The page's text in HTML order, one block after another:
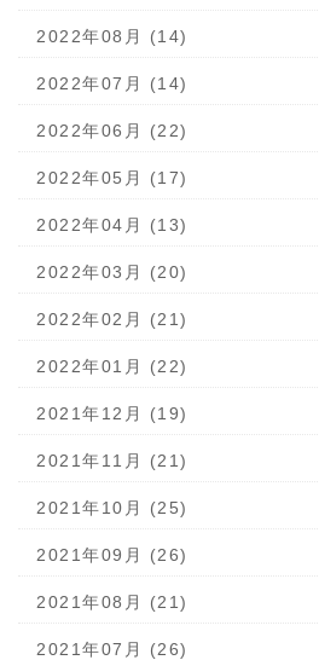
2022年08月 (14)
2022年07月 (14)
2022年06月 (22)
2022年05月 (17)
2022年04月 (13)
2022年03月 (20)
2022年02月 (21)
2022年01月 (22)
2021年12月 (19)
2021年11月 (21)
2021年10月 (25)
2021年09月 (26)
2021年08月 (21)
2021年07月 (26)